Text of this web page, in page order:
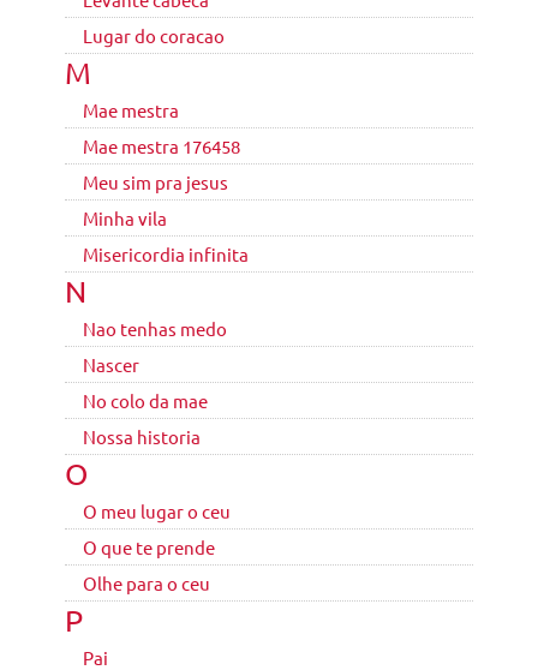
Lugar do coracao
M
Mae mestra
Mae mestra 176458
Meu sim pra jesus
Minha vila
Misericordia infinita
N
Nao tenhas medo
Nascer
No colo da mae
Nossa historia
O
O meu lugar o ceu
O que te prende
Olhe para o ceu
P
Pai